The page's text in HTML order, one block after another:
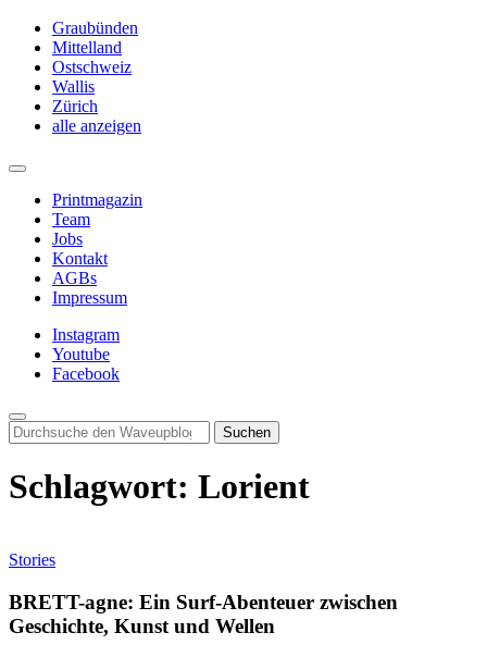
Graubünden
Mittelland
Ostschweiz
Wallis
Zürich
alle anzeigen
Printmagazin
Team
Jobs
Kontakt
AGBs
Impressum
Instagram
Youtube
Facebook
Search
for:
Schlagwort: Lorient
Stories
BRETT-agne: Ein Surf-Abenteuer zwischen
Geschichte, Kunst und Wellen